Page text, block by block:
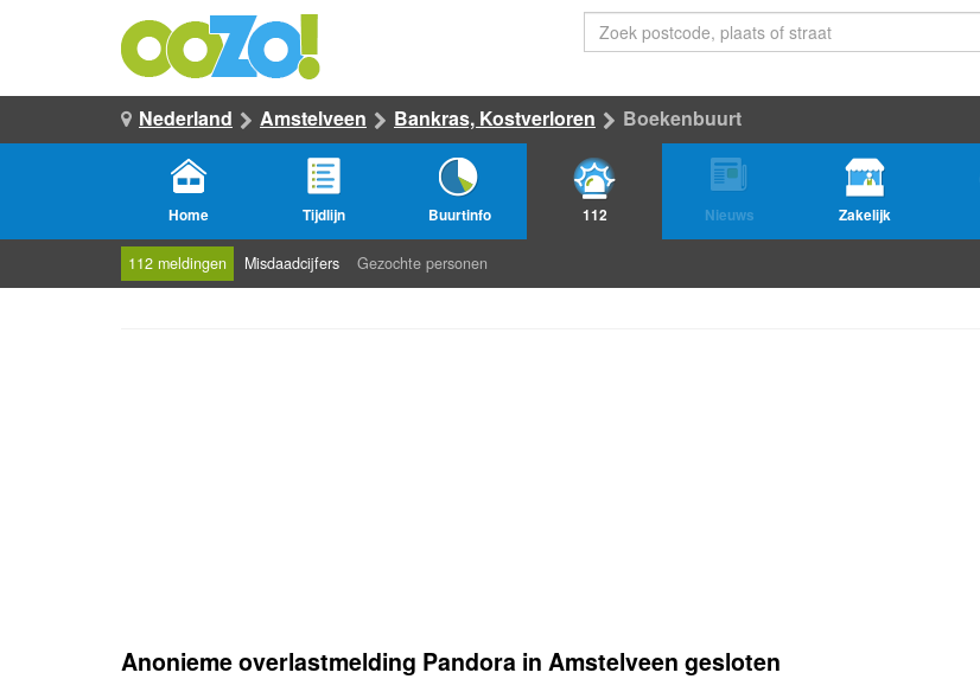
Nederland Amstelveen Bankras, Kostverloren Boekenbuurt
Home Tijdlijn Buurtinfo 112 Nieuws Zakelijk
112 meldingen Misdaadcijfers Gezochte personen
Anonieme overlastmelding Pandora in Amstelveen gesloten